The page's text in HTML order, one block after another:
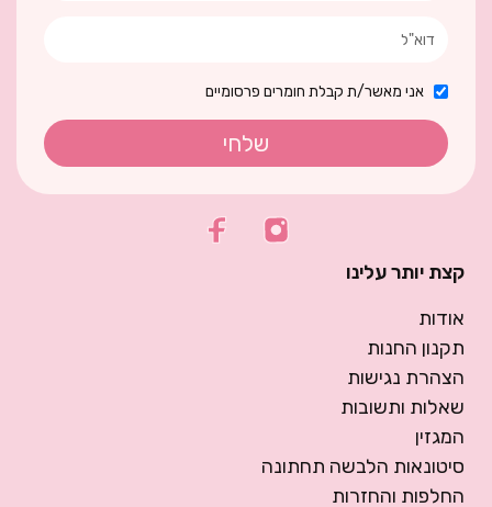
אני מאשר/ת קבלת חומרים פרסומיים
שלחי
קצת יותר עלינו
אודות
תקנון החנות
הצהרת נגישות
שאלות ותשובות
המגזין
סיטונאות הלבשה תחתונה
החלפות והחזרות